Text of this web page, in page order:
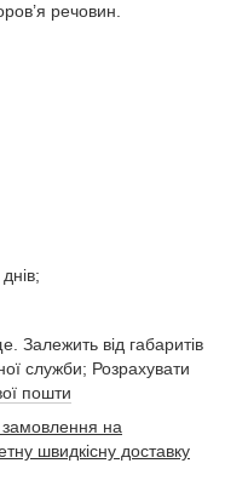
речовин.
Залежить від габаритів
служби; Розрахувати
пошти
замовлення на
швидкісну доставку